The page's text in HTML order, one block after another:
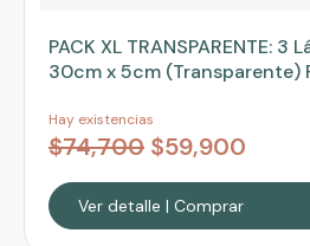
PACK XL TRANSPARENTE: 3
30cm x 5cm (Transparente)
Hay existencias
$74,700 $59,900
Ver detalle | Comprar